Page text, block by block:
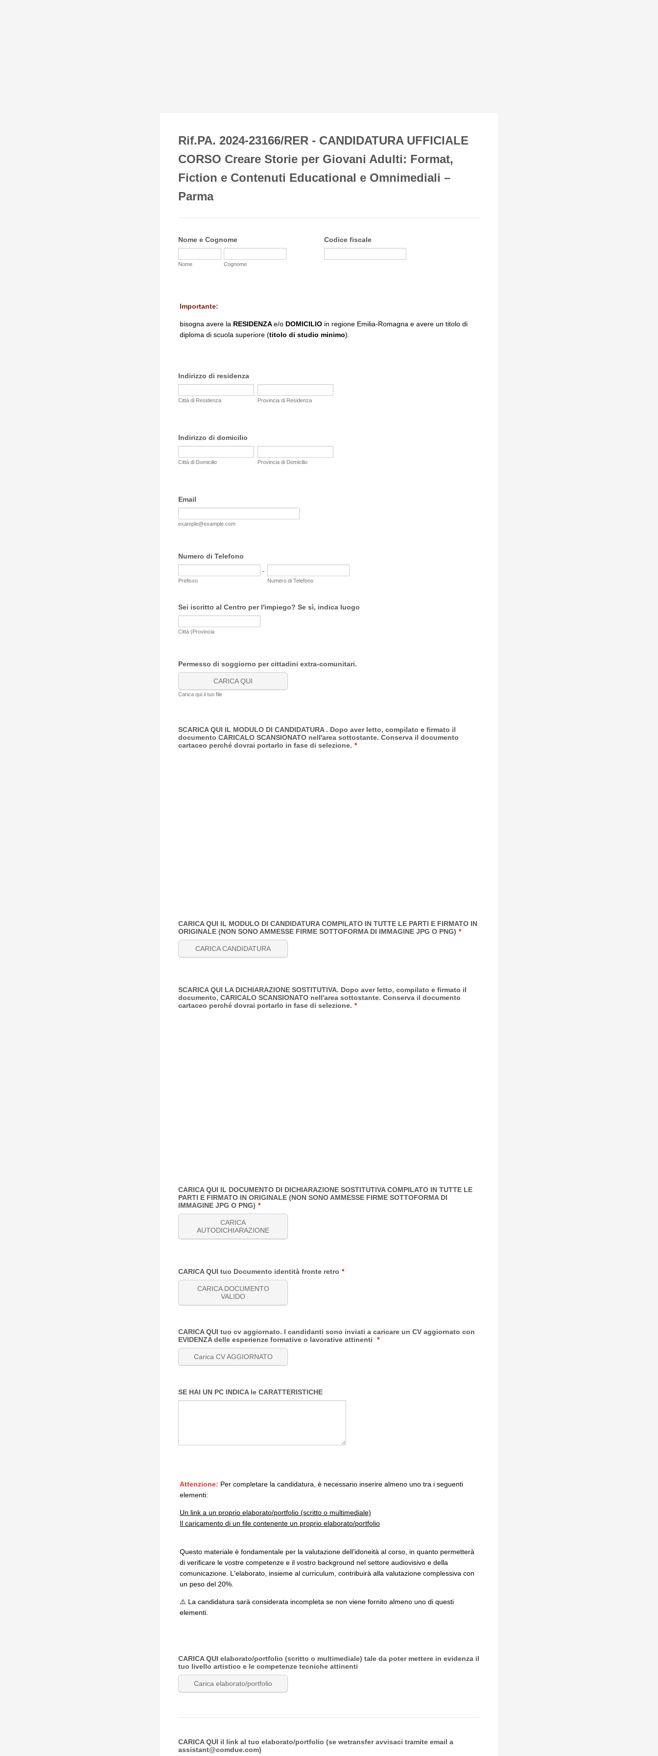
Rif.PA. 2024-23166/RER - CANDIDATURA UFFICIALE
CORSO Creare Storie per Giovani Adulti: Format,
Fiction e Contenuti Educational e Omnimediali –
Parma
Nome e Cognome
Nome Cognome
Codice fiscale
Importante:
bisogna avere la RESIDENZAe/o DOMICILIO in regione Emilia-Romagna e avere un titolo di
diploma di scuola superiore (titolo di studio minimo).
Indirizzo di residenza
Città di Residenza Provincia di Residenza
Indirizzo di domicilio
Città di Domicilio Provincia di Domicilio
Email
example@example.com
Numero di Telefono
-
Prefisso Numero di Telefono
Sei iscritto al Centro per l'impiego? Se sì, indica luogo
Città (Provincia
Permesso di soggiorno per cittadini extra-comunitari.
CARICA QUI
Carica qui il tuo file
SCARICA QUI IL MODULO DI CANDIDATURA . Dopo aver letto, compilato e firmato il
documento CARICALO SCANSIONATO nell'area sottostante. Conserva il documento
cartaceo perché dovrai portarlo in fase di selezione. *
CARICA QUI IL MODULO DI CANDIDATURA COMPILATO IN TUTTE LE PARTI E FIRMATO IN
ORIGINALE (NON SONO AMMESSE FIRME SOTTOFORMA DI IMMAGINE JPG O PNG) *
CARICA CANDIDATURA
SCARICA QUI LA DICHIARAZIONE SOSTITUTIVA. Dopo aver letto, compilato e firmato il
documento, CARICALO SCANSIONATO nell'area sottostante. Conserva il documento
cartaceo perché dovrai portarlo in fase di selezione. *
CARICA QUI IL DOCUMENTO DI DICHIARAZIONE SOSTITUTIVA COMPILATO IN TUTTE LE
PARTI E FIRMATO IN ORIGINALE (NON SONO AMMESSE FIRME SOTTOFORMA DI
IMMAGINE JPG O PNG) *
CARICA
AUTODICHIARAZIONE
CARICA QUI tuo Documento identità fronte retro *
CARICA DOCUMENTO
VALIDO
CARICA QUI tuo cv aggiornato. I candidanti sono inviati a caricare un CV aggiornato con
EVIDENZA delle esperienze formative o lavorative attinenti
*
Carica CV AGGIORNATO
SE HAI UN PC INDICA le CARATTERISTICHE
Attenzione: Per completare la candidatura, è necessario inserire almeno uno tra i seguenti
elementi:
Un link a un proprio elaborato/portfolio (scritto o multimediale)
Il caricamento di un file contenente un proprio elaborato/portfolio
Questo materiale è fondamentale per la valutazione dell’idoneità al corso, in quanto permetterà
di verificare le vostre competenze e il vostro background nel settore audiovisivo e della
comunicazione. L'elaborato, insieme al curriculum, contribuirà alla valutazione complessiva con
un peso del 20%.
⚠️ La candidatura sarà considerata incompleta se non viene fornito almeno uno di questi
elementi.
CARICA QUI elaborato/portfolio (scritto o multimediale) tale da poter mettere in evidenza il
tuo livello artistico e le competenze tecniche attinenti
Carica elaborato/portfolio
CARICA QUI il link al tuo elaborato/portfolio (se wetransfer avvisaci tramite email a
assistant@comdue.com)